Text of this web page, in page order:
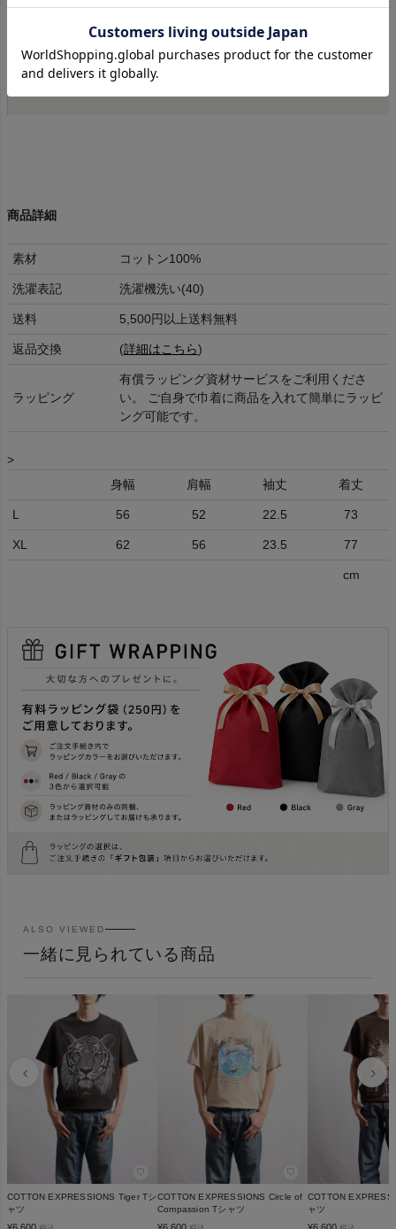
ブランド背景やデザインなど、 アメリカらしい古
き良き雰囲気が残る数少ないブランドです。
商品詳細
素材 コットン100%
洗濯表記 洗濯機洗い(40)
送料 5,500円以上送料無料
返品交換 (詳細はこちら)
ラッピング
有償ラッピング資材サービスをご利用くださ
い。 ご自身で巾着に商品を入れて簡単にラッピ
ング可能です。
>
身幅
肩幅 袖丈 着丈
L 56 52 22.5 73
XL 62 56 23.5 77
cm
ALSO VIEWED
一緒に見られている商品
♡
COTTON EXPRESSIONS Tiger Tシ
ャツ
♡
COTTON EXPRESSIONS Circle of
Compassion Tシャツ
COTTON
ャツ